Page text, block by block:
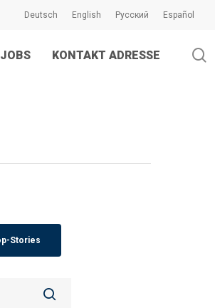
Deutsch English Русский Español
JOBS KONTAKT ADRESSE
Stories